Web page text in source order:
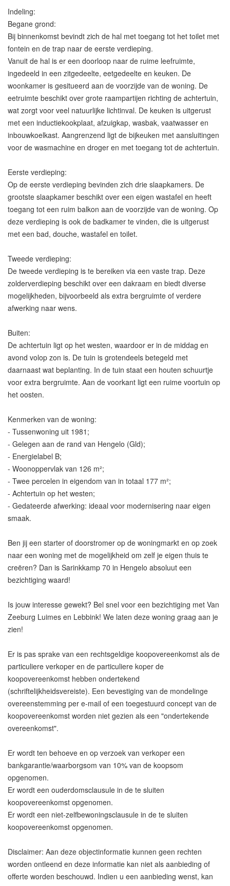
Indeling:
Begane grond:
Bij binnenkomst bevindt zich de hal met toegang tot het toilet met
fontein en de trap naar de eerste verdieping.
Vanuit de hal is er een doorloop naar de ruime leefruimte,
ingedeeld in een zitgedeelte, eetgedeelte en keuken. De
woonkamer is gesitueerd aan de voorzijde van de woning. De
eetruimte beschikt over grote raampartijen richting de achtertuin,
wat zorgt voor veel natuurlijke lichtinval. De keuken is uitgerust
met een inductiekookplaat, afzuigkap, wasbak, vaatwasser en
inbouwkoelkast. Aangrenzend ligt de bijkeuken met aansluitingen
voor de wasmachine en droger en met toegang tot de achtertuin.
Eerste verdieping:
Op de eerste verdieping bevinden zich drie slaapkamers. De
grootste slaapkamer beschikt over een eigen wastafel en heeft
toegang tot een ruim balkon aan de voorzijde van de woning. Op
deze verdieping is ook de badkamer te vinden, die is uitgerust
met een bad, douche, wastafel en toilet.
Tweede verdieping:
De tweede verdieping is te bereiken via een vaste trap. Deze
zolderverdieping beschikt over een dakraam en biedt diverse
mogelijkheden, bijvoorbeeld als extra bergruimte of verdere
afwerking naar wens.
Buiten:
De achtertuin ligt op het westen, waardoor er in de middag en
avond volop zon is. De tuin is grotendeels betegeld met
daarnaast wat beplanting. In de tuin staat een houten schuurtje
voor extra bergruimte. Aan de voorkant ligt een ruime voortuin op
het oosten.
Kenmerken van de woning:
- Tussenwoning uit 1981;
- Gelegen aan de rand van Hengelo (Gld);
- Energielabel B;
- Woonoppervlak van 126 m²;
- Twee percelen in eigendom van in totaal 177 m²;
- Achtertuin op het westen;
- Gedateerde afwerking: ideaal voor modernisering naar eigen
smaak.
Ben jij een starter of doorstromer op de woningmarkt en op zoek
naar een woning met de mogelijkheid om zelf je eigen thuis te
creëren? Dan is Sarinkkamp 70 in Hengelo absoluut een
bezichtiging waard!
Is jouw interesse gewekt? Bel snel voor een bezichtiging met Van
Zeeburg Luimes en Lebbink! We laten deze woning graag aan je
zien!
Er is pas sprake van een rechtsgeldige koopovereenkomst als de
particuliere verkoper en de particuliere koper de
koopovereenkomst hebben ondertekend
(schriftelijkheidsvereiste). Een bevestiging van de mondelinge
overeenstemming per e-mail of een toegestuurd concept van de
koopovereenkomst worden niet gezien als een "ondertekende
overeenkomst".
Er wordt ten behoeve en op verzoek van verkoper een
bankgarantie/waarborgsom van 10% van de koopsom
opgenomen.
Er wordt een ouderdomsclausule in de te sluiten
koopovereenkomst opgenomen.
Er wordt een niet-zelfbewoningsclausule in de te sluiten
koopovereenkomst opgenomen.
Disclaimer: Aan deze objectinformatie kunnen geen rechten
worden ontleend en deze informatie kan niet als aanbieding of
offerte worden beschouwd. Indien u een aanbieding wenst, kan